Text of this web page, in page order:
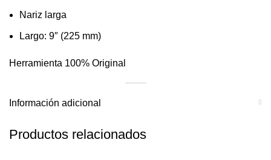
Nariz larga
Largo: 9″ (225 mm)
Herramienta 100% Original
Información adicional
Productos relacionados